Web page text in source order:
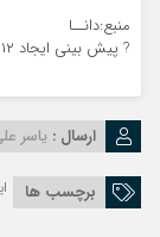
کن
منبع:دانــا
? پیش بینی ایجاد ۱۲ هزار شغل با اعتبارات درون استانی در سال جاری
ارسال : یاسر
برچسب ها